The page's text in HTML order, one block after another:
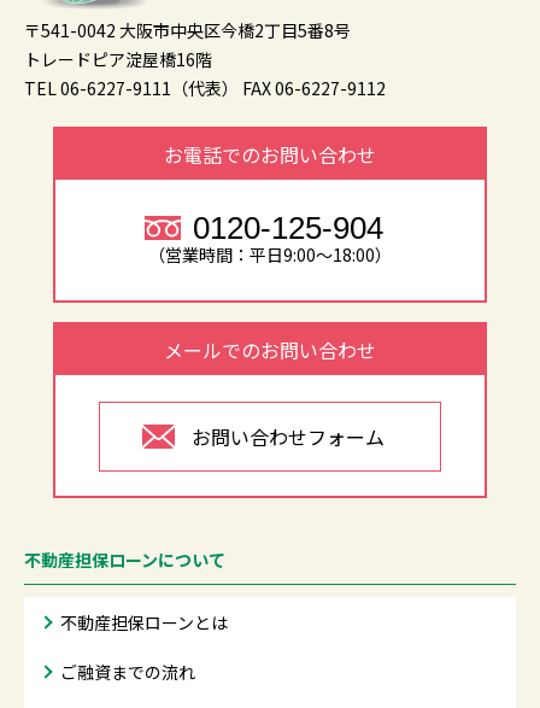
〒541-0042 大阪市中央区今橋2丁目5番8号
トレードピア淀屋橋16階
TEL 06-6227-9111（代表）
FAX 06-6227-9112
お電話でのお問い合わせ
0120-125-904
（営業時間：平日9:00～18:00）
メールでのお問い合わせ
お問い合わせフォーム
不動産担保ローンについて
不動産担保ローンとは
ご融資までの流れ